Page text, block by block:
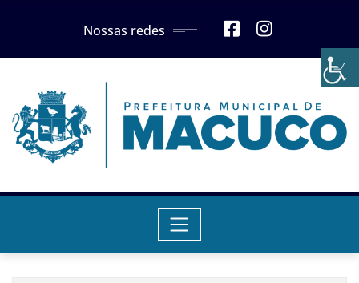
Nossas redes